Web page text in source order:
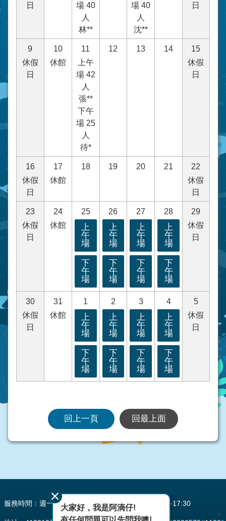
日
場 40
人
林**
場 40
人
沈**
日
9
休假
日
10
休館
11
上午
場 42
人
張**
下午
場 25
人
待*
12 13 14
15
休假
日
16
休假
日
17
休館
18 19 20 21
22
休假
日
23
休假
日
24
休館
25
上
午
場
下
午
場
26
上
午
場
下
午
場
27
上
午
場
下
午
場
28
上
午
場
下
午
場
29
休假
日
30
休假
日
31
休館
1
上
午
場
下
午
場
2
上
午
場
下
午
場
3
上
午
場
下
午
場
4
上
午
場
下
午
場
5
休假
日
回上一頁 回最上面
服務時間：週一至週五 AM08:00~12:00 PM13:30~17:30
大家好，我是阿滴仔!